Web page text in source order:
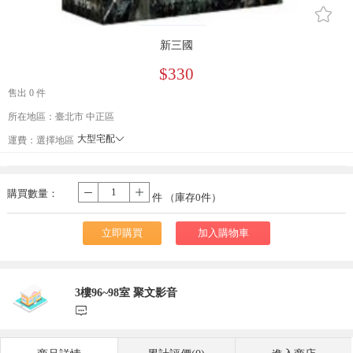
󰄔
新三國
$330
售出 0 件
所在地區：臺北市 中正區
運費： 選擇地區 大型宅配󰄘
購買數量：
- 件 （庫存0件）
立即購買 加入購物車
3樓96~98室 聚文影音
󰃨